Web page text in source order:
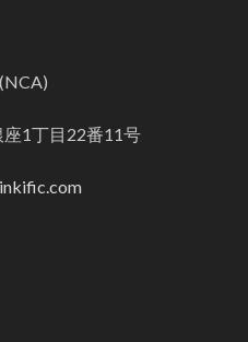
1丁目22番11号